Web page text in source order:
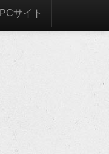
PCサイト